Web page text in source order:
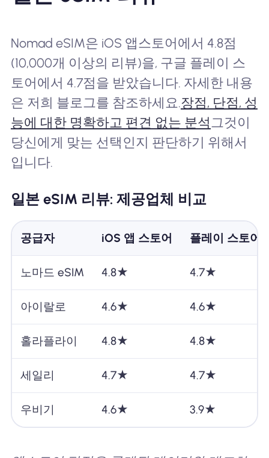
Nomad eSIM은 iOS 앱스토어에서 4.8점
(10,000개 이상의 리뷰)을, 구글 플레이 스
토어에서 4.7점을 받았습니다. 자세한 내용
은 저희 블로그를 참조하세요.장점, 단점, 성
능에 대한 명확하고 편견 없는 분석 그것이
당신에게 맞는 선택인지 판단하기 위해서
입니다.
일본 eSIM 리뷰: 제공업체 비교
공급자 iOS 앱 스토어 플레이 스토어
노마드 eSIM 4.8★ 4.7★
아이랄로 4.6★ 4.6★
홀라플라이 4.8★ 4.8★
세일리 4.7★ 4.7★
우비기 4.6★ 3.9★